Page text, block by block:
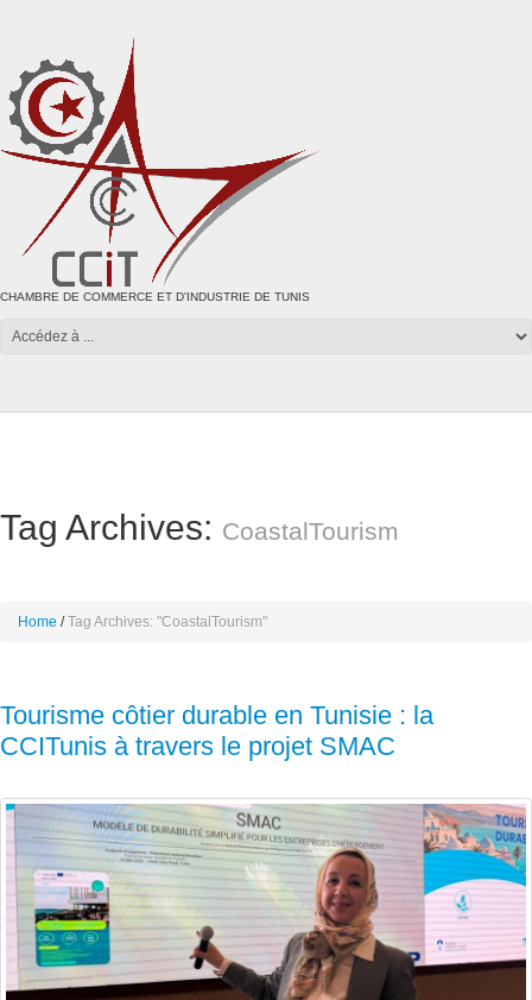
CHAMBRE DE COMMERCE ET D'INDUSTRIE DE TUNIS
Tag Archives: CoastalTourism
Home Tag Archives: "CoastalTourism"
Tourisme côtier durable en Tunisie : la
CCITunis à travers le projet SMAC